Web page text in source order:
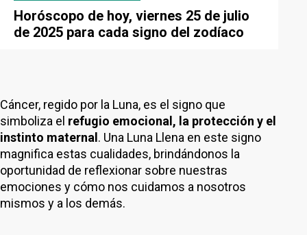
Horóscopo de hoy, viernes 25 de julio
de 2025 para cada signo del zodíaco
Cáncer, regido por la Luna, es el signo que
simboliza el refugio emocional, la protección y el
instinto maternal . Una Luna Llena en este signo
magnifica estas cualidades, brindándonos la
oportunidad de reflexionar sobre nuestras
emociones y cómo nos cuidamos a nosotros
mismos y a los demás.